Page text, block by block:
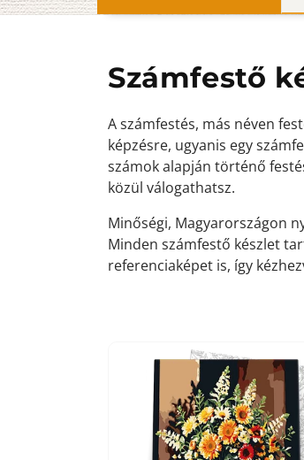
Kollekció:
Számfestő
A számfestés, más néven
képzésre, ugyanis egy
számok alapján történő
közül válogathatsz.
Minőségi, Magyarországon
Minden számfestő készlet
referenciaképet is, így